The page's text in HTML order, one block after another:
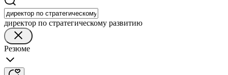
директор по стратегическому развитию
Резюме